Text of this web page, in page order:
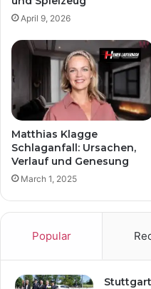
April 9, 2026
Matthias Klagge
Schlaganfall: Ursachen,
Verlauf und Genesung
March 1, 2025
Popular